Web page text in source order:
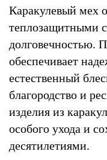
Каракулевый мех
теплозащитными
долговечностью.
обеспечивает
естественный
благородство и
изделия из
особого ухода и
десятилетиями.